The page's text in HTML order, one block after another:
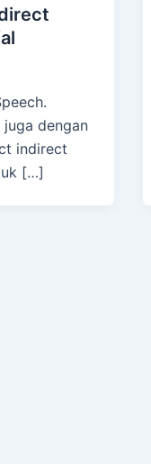
dengan
indirect
[…]